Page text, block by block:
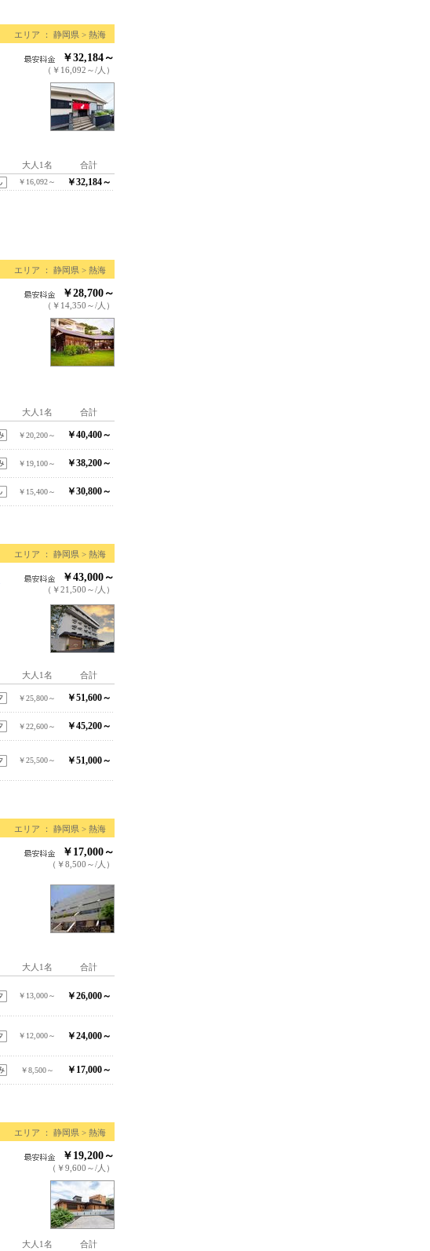
エリア ： 静岡県 > 熱海
￥32,184～
（￥16,092～/人）
大人1名 合計
￥16,092～ ￥32,184～
エリア ： 静岡県 > 熱海
￥28,700～
（￥14,350～/人）
大人1名 合計
￥20,200～ ￥40,400～
￥19,100～ ￥38,200～
￥15,400～ ￥30,800～
エリア ： 静岡県 > 熱海
￥43,000～
（￥21,500～/人）
大人1名 合計
￥25,800～ ￥51,600～
￥22,600～ ￥45,200～
￥25,500～ ￥51,000～
エリア ： 静岡県 > 熱海
￥17,000～
（￥8,500～/人）
大人1名 合計
￥13,000～ ￥26,000～
￥12,000～ ￥24,000～
￥8,500～ ￥17,000～
エリア ： 静岡県 > 熱海
￥19,200～
（￥9,600～/人）
大人1名 合計